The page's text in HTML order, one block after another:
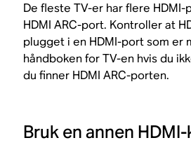
De fleste TV-er har flere
HDMI ARC-port. Kontroller at
plugget i en HDMI-port som er
håndboken for TV-en hvis du
du finner HDMI ARC-porten.
Bruk en annen